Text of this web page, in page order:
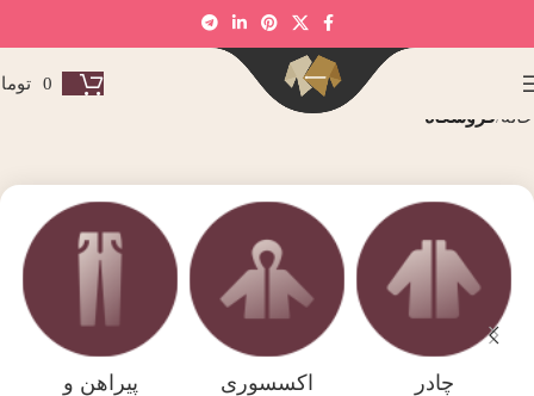
0
خانه فروشگاه
چادر
اکسسوری
پیراهن و